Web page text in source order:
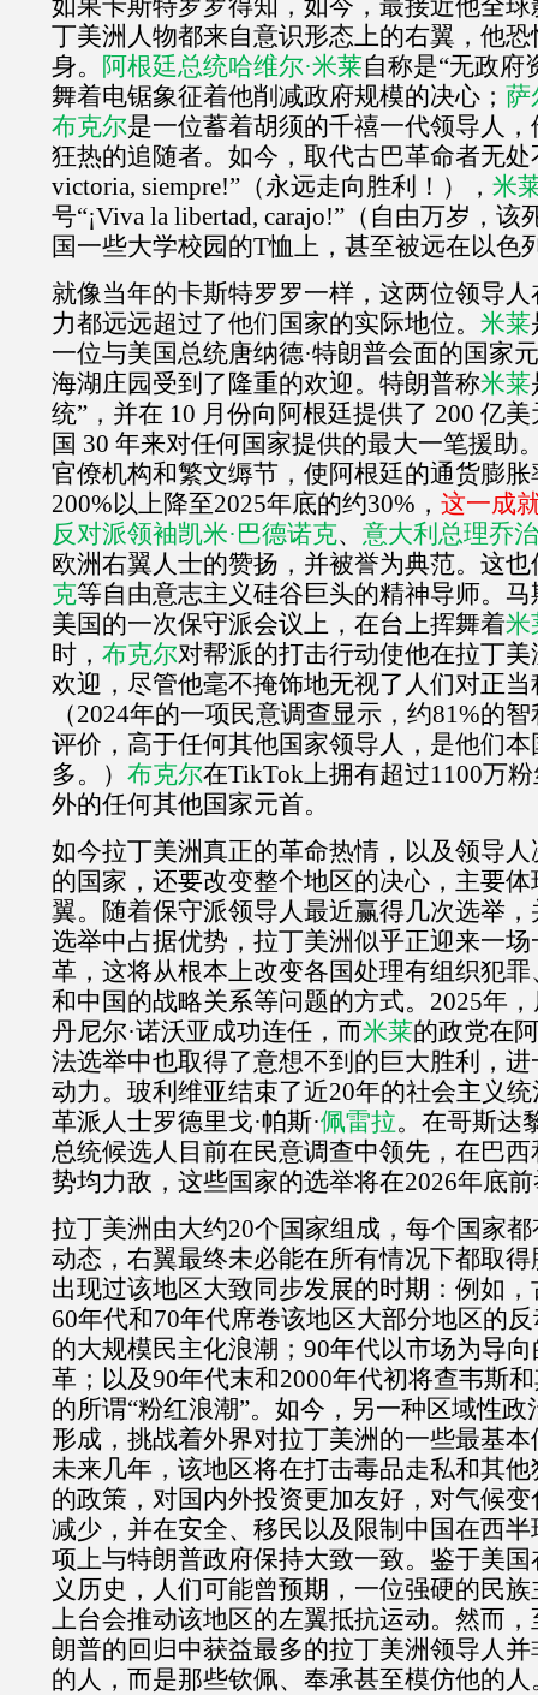
如果卡斯特罗罗得知，如今，最接近他全
丁美洲人物都来自意识形态上的右翼，他
身。 阿根廷总统哈维尔·米莱自称是“无政府
舞着电锯象征着他削减政府规模的决心； 萨
布克尔是一位蓄着胡须的千禧一代领导人
狂热的追随者。如今，取代古巴革命者无处
victoria, siempre!”（永远走向胜利！）， 米
号“¡Viva la libertad, carajo!”（自由万岁，该
国一些大学校园的T恤上，甚至被远在以色
就像当年的卡斯特罗罗一样，这两位领导
力都远远超过了他们国家的实际地位。 米莱
一位与美国总统唐纳德·特朗普会面的国家
海湖庄园受到了隆重的欢迎。特朗普称米莱
统”，并在 10 月份向阿根廷提供了 200 亿
国 30 年来对任何国家提供的最大一笔援助
官僚机构和繁文缛节，使阿根廷的通货膨胀
200%以上降至2025年底的约30% ， 这一成
反对派领袖凯米·巴德诺克、 意大利总理乔
欧洲右翼人士的赞扬，并被誉为典范。这
克等自由意志主义硅谷巨头的精神导师。
美国的一次保守派会议上，在台上挥舞着米
时， 布克尔对帮派的打击行动使他在拉丁
欢迎，尽管他毫不掩饰地无视了人们对正
（2024年的一项民意调查显示，约81%的智
评价，高于任何其他国家领导人，是他们
多。） 布克尔在TikTok上拥有超过1100万
外的任何其他国家元首。
如今拉丁美洲真正的革命热情，以及领导
的国家，还要改变整个地区的决心，主要
翼。随着保守派领导人最近赢得几次选举
选举中占据优势，拉丁美洲似乎正迎来一
革，这将从根本上改变各国处理有组织犯
和中国的战略关系等问题的方式。 2025年
丹尼尔·诺沃亚成功连任，而米莱的政党在
法选举中也取得了意想不到的巨大胜利，
动力。玻利维亚结束了近20年的社会主义
革派人士罗德里戈·帕斯·佩雷拉。在哥斯达
总统候选人目前在民意调查中领先，在巴
势均力敌，这些国家的选举将在2026年底
拉丁美洲由大约20个国家组成，每个国家
动态，右翼最终未必能在所有情况下都取
出现过该地区大致同步发展的时期：例如
60年代和70年代席卷该地区大部分地区的
的大规模民主化浪潮； 90年代以市场为导
革；以及90年代末和2000年代初将查韦斯
的所谓“粉红浪潮”。如今，另一种区域性
形成，挑战着外界对拉丁美洲的一些最基本
未来几年，该地区将在打击毒品走私和其
的政策，对国内外投资更加友好，对气候
减少，并在安全、移民以及限制中国在西
项上与特朗普政府保持大致一致。鉴于美
义历史，人们可能曾预期，一位强硬的民
上台会推动该地区的左翼抵抗运动。然而
朗普的回归中获益最多的拉丁美洲领导人
的人，而是那些钦佩、奉承甚至模仿他的人